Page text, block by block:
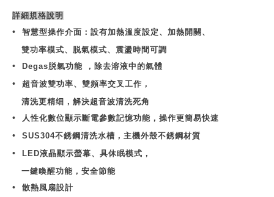
詳細規格說明
•
智慧型操作介面：設有加熱溫度設定、加熱開關、
雙功率模式、脱氣模式、震盪時間可調
• Degas脱氣功能 ，除去溶液中的氣體
•
超音波雙功率、雙頻率交叉工作，
清洗更精细，解決超音波清洗死角
• 人性化數位顯示斷電參數記憶功能，操作更簡易快速
• SUS304不銹鋼清洗水槽，主機外殼不銹鋼材質
• LED液晶顯示螢幕、具休眠模式，
一鍵喚醒功能，安全節能
• 散熱風扇設計